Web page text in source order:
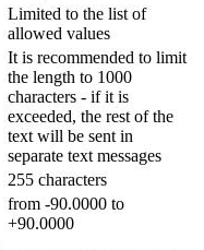
Limited to the list of
allowed values
It is recommended to limit
the length to 1000
characters - if it is
exceeded, the rest of the
text will be sent in
separate text messages
255 characters
from -90.0000 to
+90.0000